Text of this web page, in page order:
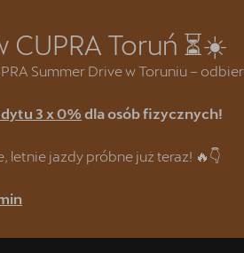
CUPRA Toruń ⏳☀️
Summer Drive w Toruniu –
3 x 0% dla osób fizycznych!
letnie jazdy próbne już teraz! 🔥👇
3 x 0%
Drive 🌴
e-Hybrid